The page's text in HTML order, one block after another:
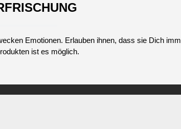
Emotionen. Erlauben ihnen, dass sie Dich
ist es möglich.